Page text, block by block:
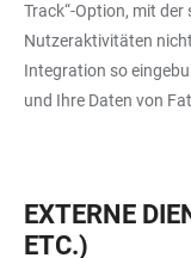
Track“-Option, mit der
Nutzeraktivitäten
Integration so
und Ihre Daten von
EXTERNE
ETC.)